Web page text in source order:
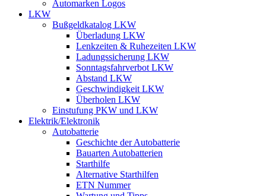
Automarken Logos
LKW
Bußgeldkatalog LKW
Überladung LKW
Lenkzeiten & Ruhezeiten LKW
Ladungssicherung LKW
Sonntagsfahrverbot LKW
Abstand LKW
Geschwindigkeit LKW
Überholen LKW
Einstufung PKW und LKW
Elektrik/Elektronik
Autobatterie
Geschichte der Autobatterie
Bauarten Autobatterien
Starthilfe
Alternative Starthilfen
ETN Nummer